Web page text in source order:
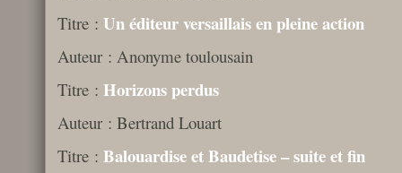
Titre : Un éditeur versaillais en pleine action
Auteur : Anonyme toulousain
Titre : Horizons perdus
Auteur : Bertrand Louart
Titre : Balouardise et Baudetise – suite et fin